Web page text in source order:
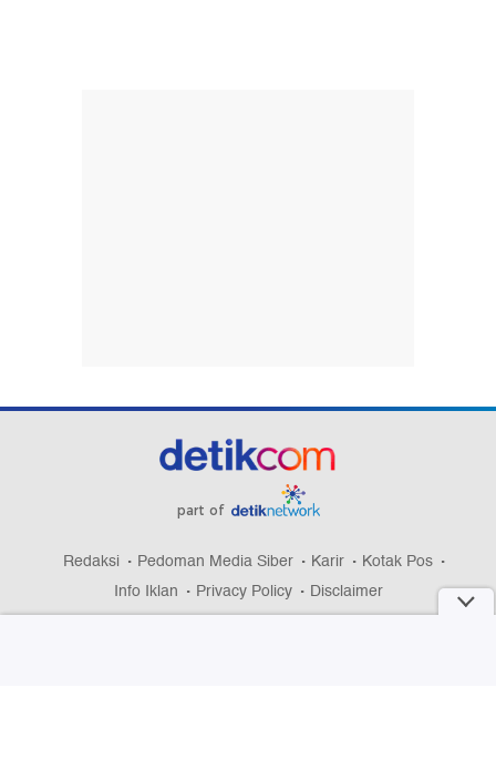
part of
Redaksi Pedoman Media Siber Karir
Kotak Pos
Info Iklan
Privacy Policy Disclaimer